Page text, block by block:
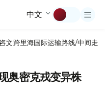
中文
文跨里海国际运输路线/中间走廊
奥密克戎变异株